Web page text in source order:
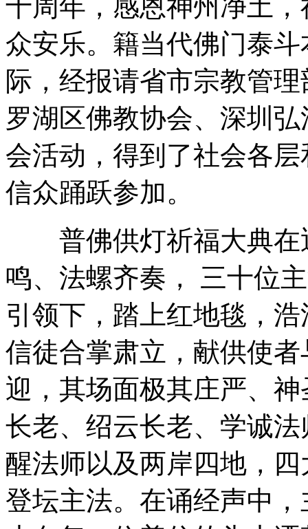
十周年，感恩神州净土
众安乐。籍当代佛门泰
际，经报请省市宗教管
罗湖区佛教协会、深圳
会活动，得到了社会各
信众踊跃参加。
普佛供灯祈福大典在
鸣、法螺齐奏， 三十位
引领下，踏上红地毯，
信徒合掌肃立，献供使
迎，其场面极其庄严、
长老、绍云长老、学诚
醒法师以及两岸四地，
登坛主法。在诵经声中